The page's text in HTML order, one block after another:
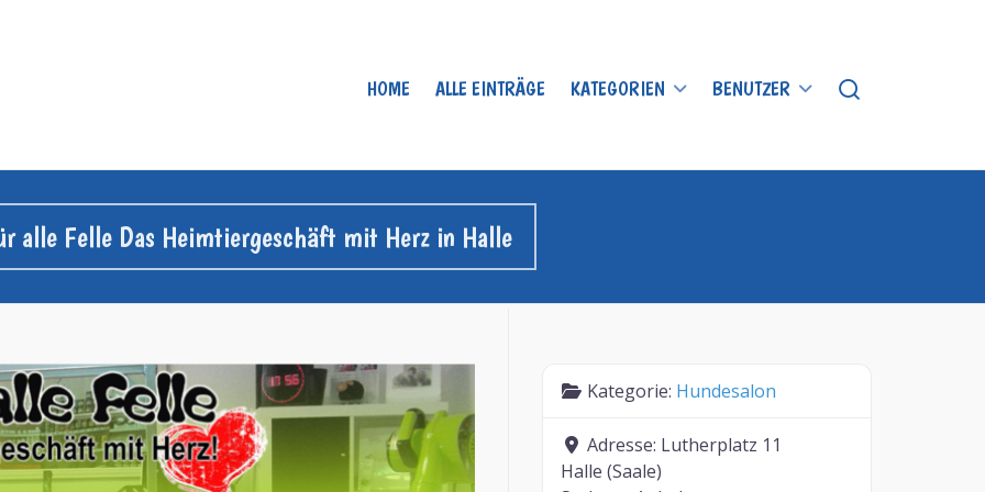
HOME ALLE EINTRÄGE KATEGORIEN BENUTZER
alle Felle Das Heimtiergeschäft mit Herz in Halle
Kategorie: Hundesalon
Adresse: Lutherplatz 11
Halle (Saale)